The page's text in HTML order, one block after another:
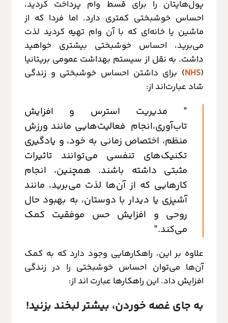
پول‌هایتان را برای قسط وام پرداخت کردید،
احساس خوشبختی کمتری دارد. اما فردا که از
ماشین یا خانه‌ای که با آن وام تهیه کردید لذت
می‌برید، احساس خوشبختی بیشتری خواهید
داشت. به نقل از سیستم بهداشت عمومی بریتانیا
(
NHS) برای داشتن احساس خوشبختی و زندگی
شاد عبارت‌اند از:
” مدیریت استرس و افزایش
تاب‌آوری،انجام فعالیت‌هایی مانند ورزش
منظم، اختصاص زمانی به خود، و یادگیری
تکنیک‌های تنفسی می‌توانند تاثیرات
مثبتی داشته باشند. همچنین، انجام
کارهایی که از آن‌ها لذت می‌برید، مانند
آشپزی یا دیدار با دوستان، به بهبود حال
روحی و افزایش حس موفقیت کمک
می‌کند.”
علاوه بر این، راهکارهایی وجود دارد که به کمک
آن‌ها می‌توان احساس خوشبختی را در زندگی
افزایش داد. این راهکارها عبارت اند از:
به جای غصه خوردن، بیشتر لبخند بزنید!